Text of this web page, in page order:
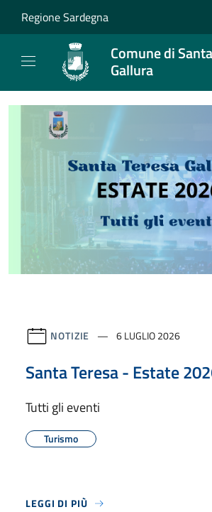
Regione Sardegna
Comune di
Gallura
NOTIZIE 6 LUGLIO 2026
Santa Teresa - Estate
Tutti gli eventi
Turismo
LEGGI DI PIÙ